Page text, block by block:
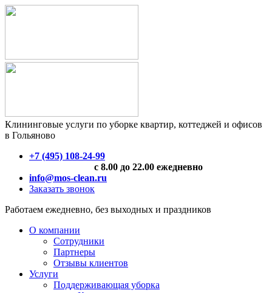
Клининговые услуги по уборке квартир, коттеджей и офисов
в Гольяново
+7 (495) 108-24-99
с 8.00 до 22.00 ежедневно
info@mos-clean.ru
Заказать звонок
Работаем ежедневно, без выходных и праздников
О компании
Сотрудники
Партнеры
Отзывы клиентов
Услуги
Поддерживающая уборка